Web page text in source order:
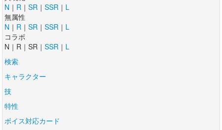
N ｜ R ｜ SR ｜ SSR ｜ L
無属性
N ｜ R ｜ SR ｜ SSR ｜ L
コラボ
N｜R｜SR｜ SSR ｜ L
検索
キャラクター
技
特性
ボイス対応カード